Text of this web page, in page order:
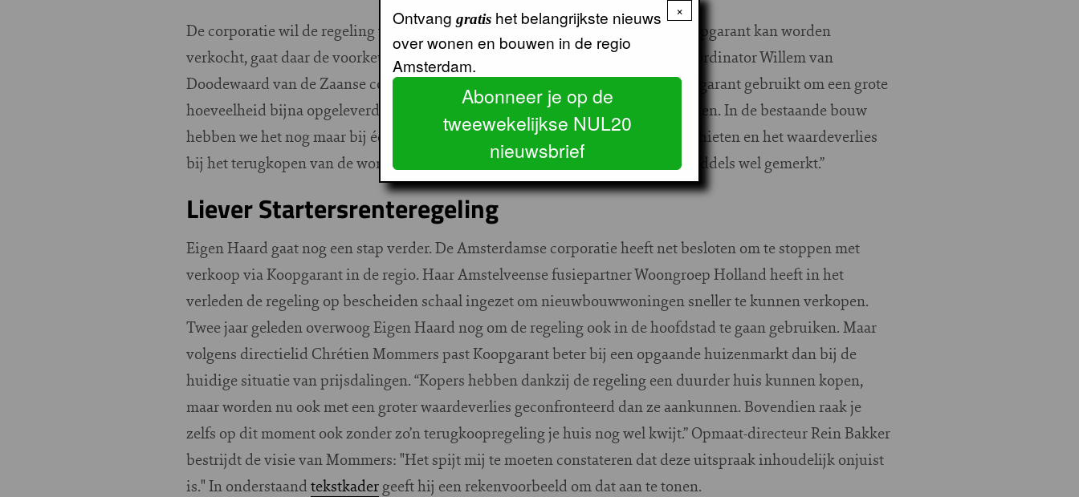
De corporatie wil de regeling wel selectief inzetten. Als een woning zonder Koopgarant kan worden
verkocht, gaat daar de voorkeur naar uit. Dat is ook de houding van verkoopcoördinator Willem van
Doodewaard van de Zaanse corporatie ZVH. “In 2010 en 2011 hebben we Koopgarant gebruikt om een grote
hoeveelheid bijna opgeleverde nieuwbouwwoningen versneld te kunnen afzetten. In de bestaande bouw
hebben we het nog maar bij één complex ingezet. Je moet toch veel geld voorschieten en het waardeverlies
bij het terugkopen van de woning kan behoorlijk oplopen. Dat hebben we inmiddels wel gemerkt.”
Liever Startersrenteregeling
Eigen Haard gaat nog een stap verder. De Amsterdamse corporatie heeft net besloten om te stoppen met
verkoop via Koopgarant in de regio. Haar Amstelveense fusiepartner Woongroep Holland heeft in het
verleden de regeling op bescheiden schaal ingezet om nieuwbouwwoningen sneller te kunnen verkopen.
Twee jaar geleden overwoog Eigen Haard nog om de regeling ook in de hoofdstad te gaan gebruiken. Maar
volgens directielid Chrétien Mommers past Koopgarant beter bij een opgaande huizenmarkt dan bij de
huidige situatie van prijsdalingen. “Kopers hebben dankzij de regeling een duurder huis kunnen kopen,
maar worden nu ook met een groter waardeverlies geconfronteerd dan ze aankunnen. Bovendien raak je
zelfs op dit moment ook zonder zo’n terugkoopregeling je huis nog wel kwijt.” Opmaat-directeur Rein Bakker
bestrijdt de visie van Mommers: "Het spijt mij te moeten constateren dat deze uitspraak inhoudelijk onjuist
is." In onderstaandtekstkadergeeft hij een rekenvoorbeeld om dat aan te tonen.
×
Ontvang gratis het belangrijkste nieuws
over wonen en bouwen in de regio
Amsterdam.
Abonneer je op de
tweewekelijkse NUL20
nieuwsbrief